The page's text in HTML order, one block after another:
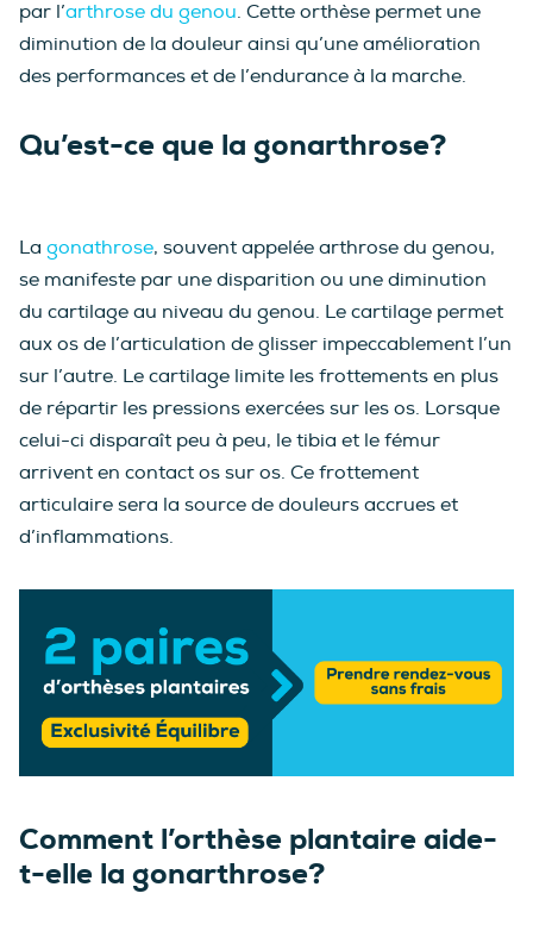
par l’arthrose du genou. Cette orthèse permet une
diminution de la douleur ainsi qu’une amélioration
des performances et de l’endurance à la marche.
Qu’est-ce que la gonarthrose?
La gonathrose, souvent appelée arthrose du genou,
se manifeste par une disparition ou une diminution
du cartilage au niveau du genou. Le cartilage permet
aux os de l’articulation de glisser impeccablement l’un
sur l’autre. Le cartilage limite les frottements en plus
de répartir les pressions exercées sur les os. Lorsque
celui-ci disparaît peu à peu, le tibia et le fémur
arrivent en contact os sur os. Ce frottement
articulaire sera la source de douleurs accrues et
d’inflammations.
Comment l’orthèse plantaire aide-
t-elle la gonarthrose?